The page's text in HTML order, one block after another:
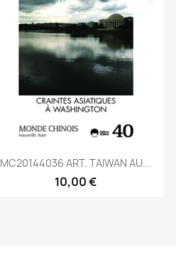
Aperçu rapide
MC20144036 ART. TAIWAN AU...
10,00 €